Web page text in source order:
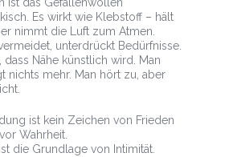
ist das Gefallenwollen
Es wirkt wie Klebstoff – hält
nimmt die Luft zum Atmen.
unterdrückt Bedürfnisse.
dass Nähe künstlich wird. Man
nichts mehr. Man hört zu, aber
ist kein Zeichen von Frieden
Wahrheit.
die Grundlage von Intimität.